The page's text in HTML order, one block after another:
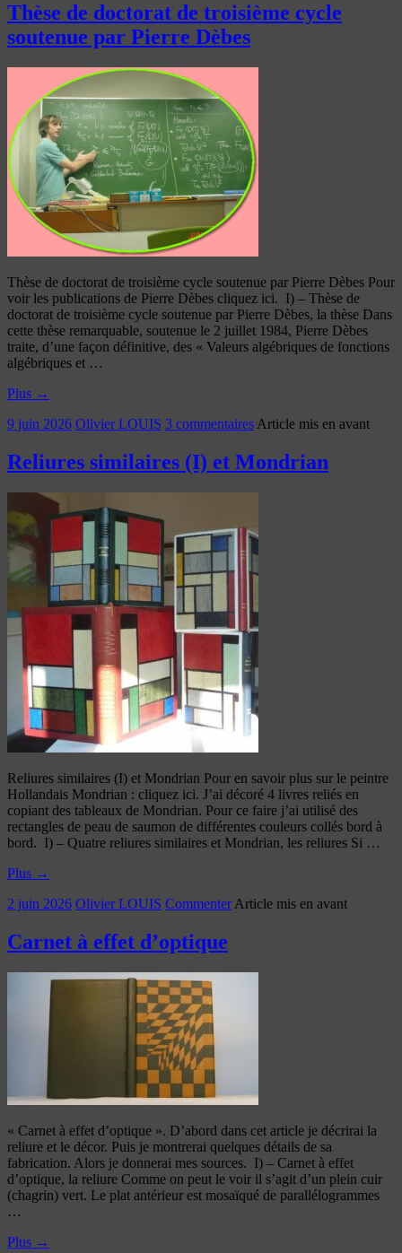
Thèse de doctorat de troisième cycle
soutenue par Pierre Dèbes
Thèse de doctorat de troisième cycle soutenue par Pierre Dèbes Pour
voir les publications de Pierre Dèbes cliquez ici. I) – Thèse de
doctorat de troisième cycle soutenue par Pierre Dèbes, la thèse Dans
cette thèse remarquable, soutenue le 2 juillet 1984, Pierre Dèbes
traite, d’une façon définitive, des « Valeurs algébriques de fonctions
algébriques et …
Plus →
9 juin 2026 Olivier LOUIS 3 commentaires Article mis en avant
Reliures similaires (I) et Mondrian
Reliures similaires (I) et Mondrian Pour en savoir plus sur le peintre
Hollandais Mondrian : cliquez ici. J’ai décoré 4 livres reliés en
copiant des tableaux de Mondrian. Pour ce faire j’ai utilisé des
rectangles de peau de saumon de différentes couleurs collés bord à
bord. I) – Quatre reliures similaires et Mondrian, les reliures Si …
Plus →
2 juin 2026 Olivier LOUIS Commenter Article mis en avant
Carnet à effet d’optique
« Carnet à effet d’optique ». D’abord dans cet article je décrirai la
reliure et le décor. Puis je montrerai quelques détails de sa
fabrication. Alors je donnerai mes sources. I) – Carnet à effet
d’optique, la reliure Comme on peut le voir il s’agit d’un plein cuir
(chagrin) vert. Le plat antérieur est mosaïqué de parallélogrammes
…
Plus →